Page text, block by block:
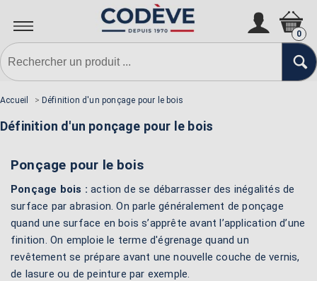
0
Accueil > Définition d'un ponçage pour le bois
Définition d'un ponçage pour le bois
Ponçage pour le bois
Ponçage bois : action de se débarrasser des inégalités de
surface par abrasion. On parle généralement de ponçage
quand une surface en bois s’apprête avant l’application d’une
finition. On emploie le terme d'égrenage quand un
revêtement se prépare avant une nouvelle couche de vernis,
de lasure ou de peinture par exemple.